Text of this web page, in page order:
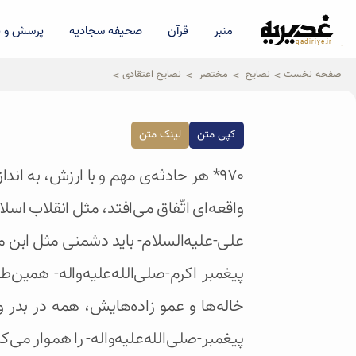
qadiriye.ir
نشریه ی غدیریه-بیانات استاد
منبر قرآن صحیفه سجادیه پرسش و
صفحه نخست نصایح مختصر نصایح اعتقادی
کپی متن لینک متن
۹۷۰* هر حادثه‌ی مهم و با ارزش، به
واقعه‌ای اتّفاق می‌افتد، مثل انقلاب
علی-علیه‌السلام- باید دشمنی مثل
پیغمبر اکرم-صلی‌الله‌علیه‌واله-
خاله‌ها و عمو زاده‌هایش، همه در بدر
پیغمبر-صلی‌الله‌علیه‌واله- را